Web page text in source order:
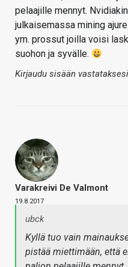
pelaajille mennyt.
julkaisemassa mining
ym. prossut joilla voisi
suohon ja syvälle.
Kirjaudu sisään vastataksesi
Varakreivi De Valmont
19.8.2017
ubck
Kyllä tuo vain
pistää miettimään, että